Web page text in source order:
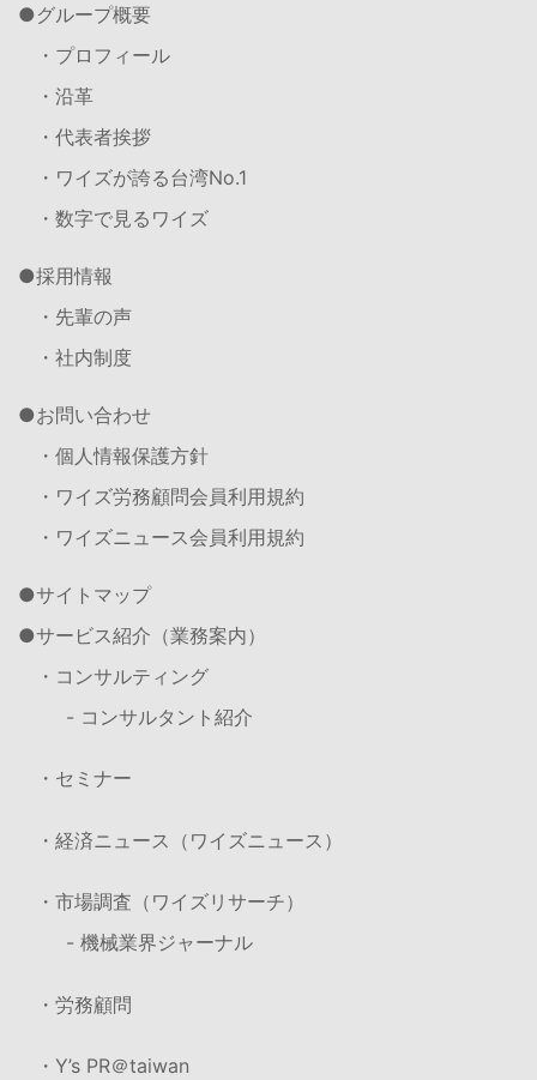
グループ概要
・プロフィール
・沿革
・代表者挨拶
・ワイズが誇る台湾No.1
・数字で見るワイズ
採用情報
・先輩の声
・社内制度
お問い合わせ
・個人情報保護方針
・ワイズ労務顧問会員利用規約
・ワイズニュース会員利用規約
サイトマップ
サービス紹介（業務案内）
・コンサルティング
- コンサルタント紹介
・セミナー
・経済ニュース（ワイズニュース）
・市場調査（ワイズリサーチ）
- 機械業界ジャーナル
・労務顧問
・Y’s PR＠taiwan